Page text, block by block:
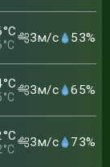
°C
°C 3м/с 53%
°C
°C 3м/с 65%
°C
°C 3м/с 73%